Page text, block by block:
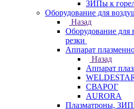
ЗИПы к
Оборудование для
Назад
Оборудование для
резки
Аппарат
Назад
Аппарат
СВАРОГ
AURORA
Плазматроны,